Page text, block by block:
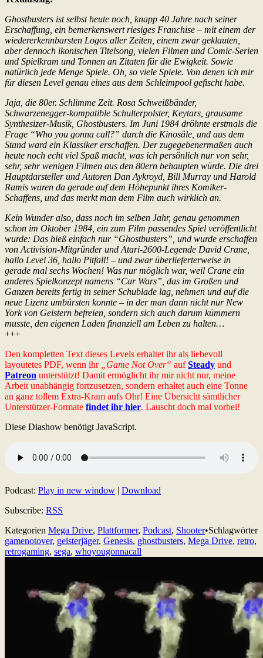
Ghostbusters ist selbst heute noch, knapp 40 Jahre nach seiner
Erschaffung, ein bemerkenswert riesiges Franchise – mit einem der
wiedererkennbarsten Logos aller Zeiten, einem zwar geklauten,
aber dennoch ikonischen Titelsong, vielen Filmen und Comic-Serien
und Spielkram und Tonnen an Zitaten für die Ewigkeit. Sowie
natürlich jede Menge Spiele. Oh, so viele Spiele. Von denen ich mir
für diesen Level genau eines aus dem Schleimpool gefischt habe.
Jaja, die 80er. Schlimme Zeit. Rosa Schweißbänder,
Schwarzenegger-kompatible Schulterpolster, Keytars, grausame
Synthesizer-Musik, Ghostbusters. Im Juni 1984 dröhnte erstmals die
Frage “Who you gonna call?” durch die Kinosäle, und aus dem
Stand ward ein Klassiker erschaffen. Der zugegebenermaßen auch
heute noch echt viel Spaß macht, was ich persönlich nur von sehr,
sehr, sehr wenigen Filmen aus den 80ern behaupten würde. Die drei
Hauptdarsteller und Autoren Dan Aykroyd, Bill Murray und Harold
Ramis waren da gerade auf dem Höhepunkt ihres Komiker-
Schaffens, und das merkt man dem Film auch wirklich an.
Kein Wunder also, dass noch im selben Jahr, genau genommen
schon im Oktober 1984, ein zum Film passendes Spiel veröffentlicht
wurde: Das hieß einfach nur “Ghostbusters”, und wurde erschaffen
von Activision-Mitgründer und Atari-2600-Legende David Crane,
hallo Level 36, hallo Pitfall! – und zwar überlieferterweise in
gerade mal sechs Wochen! Was nur möglich war, weil Crane ein
anderes Spielkonzept namens “Car Wars”, das im Großen und
Ganzen bereits fertig in seiner Schublade lag, nehmen und auf die
neue Lizenz umbürsten konnte – in der man dann nicht nur New
York von Geistern befreien, sondern sich auch darum kümmern
musste, den eigenen Laden finanziell am Leben zu halten…
+++
Den kompletten Text dieses Levels erhaltet ihr als liebevoll
layoutetes PDF, wenn ihr
„Game Not Over“ aufSteady und
Patreon unterstützt! Damit ermöglicht ihr mir nicht nur, meine
Arbeit unabhängig fortzusetzen, sondern erhaltet auch eine Tonne
an ganz tollem Extra-Kram aufs Ohr! Eine Übersicht sämtlicher
Unterstützer-Formate findet ihr hier. Lauscht doch mal vorbei!
Diese Diashow benötigt JavaScript.
Podcast: Play in new window | Download
Subscribe: RSS
Kategorien Mega Drive, Plattformer, Podcast, Shooter•Schlagwörter
gamenotover, geisterjäger, Genesis, ghostbusters, Mega Drive, retro,
retrogaming, sega, whoyougonnacall